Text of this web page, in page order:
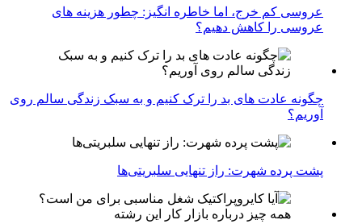
عروسی کم خرج، اما خاطره انگیز: چطور هزینه های
عروسی را کاهش دهیم؟
چگونه عادت‌ های بد را ترک کنیم و به سبک زندگی سالم روی
آوریم؟
پشت پرده شهرت: راز تنهایی سلبریتی‌ها